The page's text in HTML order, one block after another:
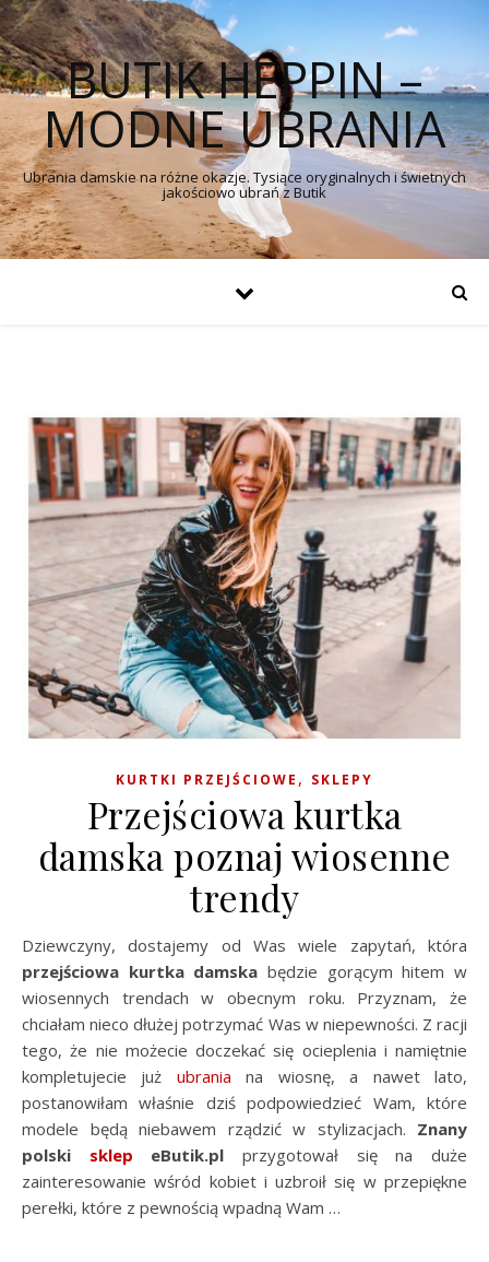
BUTIK HEPPIN –
MODNE UBRANIA
Ubrania damskie na różne okazje. Tysiące oryginalnych i świetnych
jakościowo ubrań z Butik
KURTKI PRZEJŚCIOWE , SKLEPY
Przejściowa kurtka
damska poznaj wiosenne
trendy
Dziewczyny, dostajemy od Was wiele zapytań, która
przejściowa kurtka damska będzie gorącym hitem w
wiosennych trendach w obecnym roku. Przyznam, że
chciałam nieco dłużej potrzymać Was w niepewności. Z racji
tego, że nie możecie doczekać się ocieplenia i namiętnie
kompletujecie już ubrania na wiosnę, a nawet lato,
postanowiłam właśnie dziś podpowiedzieć Wam, które
modele będą niebawem rządzić w stylizacjach. Znany
polski sklep eButik.pl przygotował się na duże
zainteresowanie wśród kobiet i uzbroił się w przepiękne
perełki, które z pewnością wpadną Wam …